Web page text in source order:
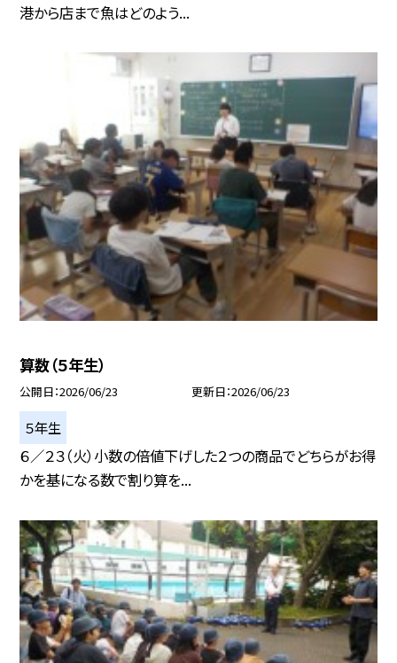
港から店まで魚はどのよう...
算数（５年生）
公開日 2026/06/23 更新日 2026/06/23
５年生
６／２３（火）小数の倍値下げした２つの商品でどちらがお得
かを基になる数で割り算を...